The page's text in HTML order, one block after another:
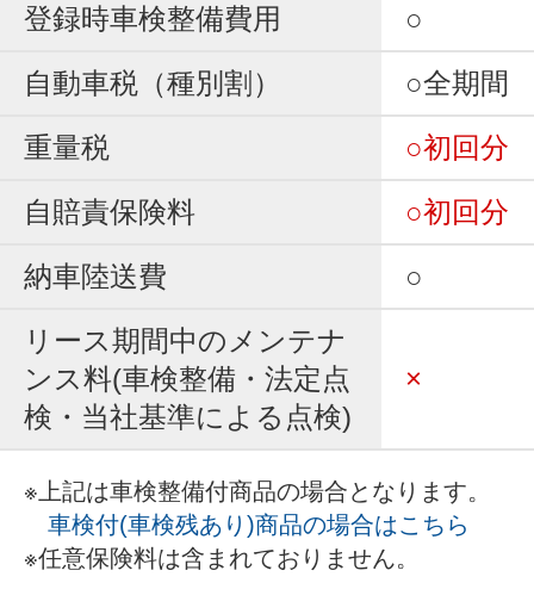
登録時車検整備費用
○
自動車税（種別割）
○全期間
重量税
○初回分
自賠責保険料
○初回分
納車陸送費
○
リース期間中のメンテナ
ンス料(車検整備・法定点
検・当社基準による点検)
×
※上記は車検整備付商品の場合となります。
車検付(車検残あり)商品の場合はこちら
※任意保険料は含まれておりません。